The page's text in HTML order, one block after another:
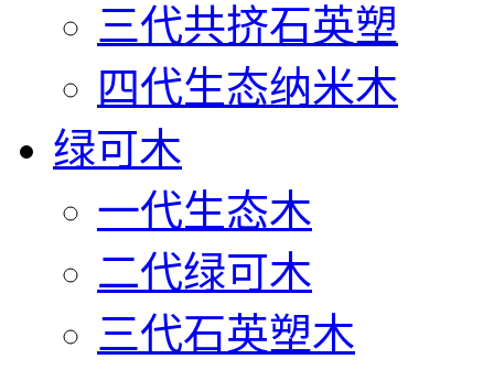
三代共挤石英塑
四代生态纳米木
绿可木
一代生态木
二代绿可木
三代石英塑木